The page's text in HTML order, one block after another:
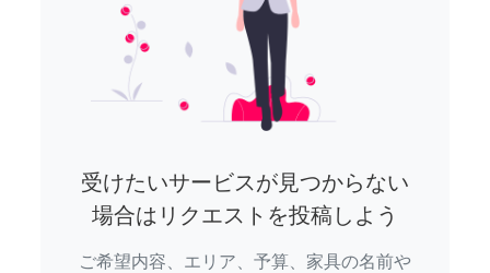
受けたいサービスが見つからない
場合はリクエストを投稿しよう
ご希望内容、エリア、予算、家具の名前や